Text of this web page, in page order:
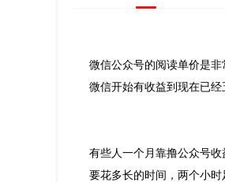
微信公众号的阅读单价是
微信开始有收益到现在已
有些人一个月靠撸公众号
要花多长的时间，两个小时